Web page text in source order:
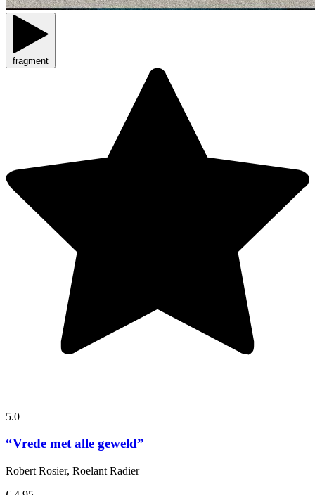
fragment
5.0
“Vrede met alle geweld”
Robert Rosier, Roelant Radier